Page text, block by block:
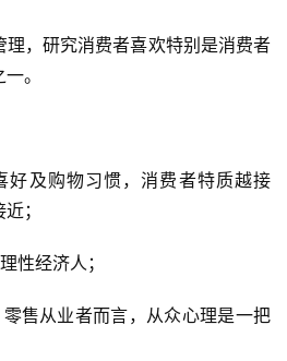
，研究消费者喜欢特别是消费者
。
好及购物习惯，消费者特质越接
；
性经济人；
售从业者而言，从众心理是一把